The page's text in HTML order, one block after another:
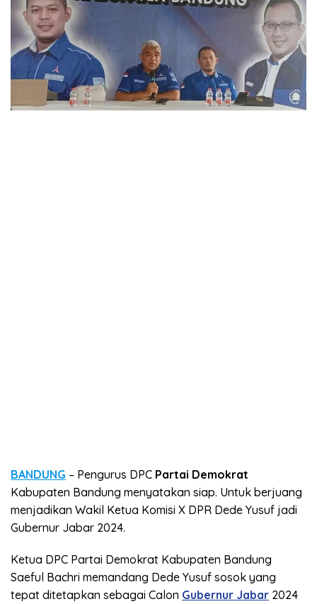
BANDUNG – Pengurus DPC Partai Demokrat
Kabupaten Bandung menyatakan siap. Untuk berjuang
menjadikan Wakil Ketua Komisi X DPR Dede Yusuf jadi
Gubernur Jabar 2024.
Ketua DPC Partai Demokrat Kabupaten Bandung
Saeful Bachri memandang Dede Yusuf sosok yang
tepat ditetapkan sebagai Calon Gubernur Jabar 2024